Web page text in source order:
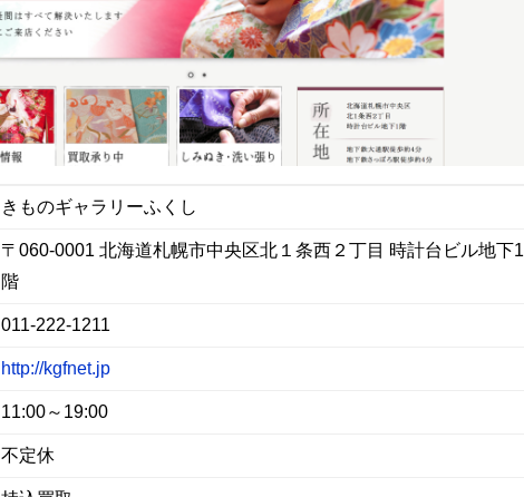
きものギャラリーふくし
〒060-0001 北海道札幌市中央区北１条西２丁目 時計台ビル地下1
階
011-222-1211
http://kgfnet.jp
11:00～19:00
不定休